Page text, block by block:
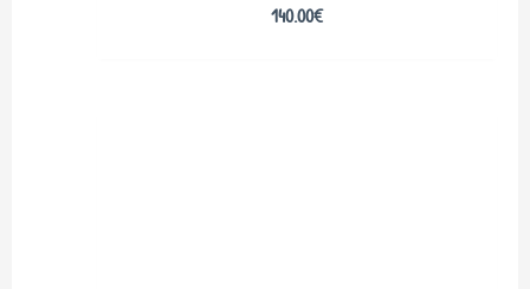
140.00€